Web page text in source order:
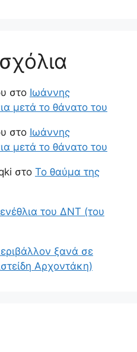
στο Ιωάννης
μετά το θάνατο του
στο Ιωάννης
μετά το θάνατο του
στο Το θαύμα της
του ΔΝΤ (του
ξανά σε
Αρχοντάκη)